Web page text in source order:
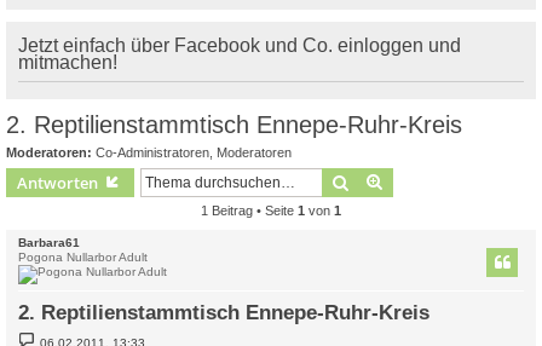
Jetzt einfach über Facebook und Co. einloggen und
mitmachen!
2. Reptilienstammtisch Ennepe-Ruhr-Kreis
Moderatoren: Co-Administratoren Moderatoren
Antworten Suche
1 Beitrag • Seite 1 von 1
Barbara61
Pogona Nullarbor Adult
2. Reptilienstammtisch Ennepe-Ruhr-Kreis
B06.02.2011, 13:33